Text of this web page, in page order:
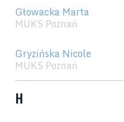
Głowacka Marta
MUKS Poznań
Gryzińska Nicole
MUKS Poznań
H